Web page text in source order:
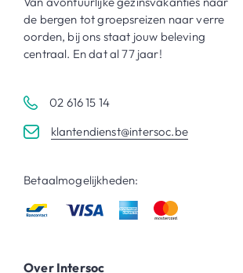
de bergen tot groepsreizen naar verre
oorden, bij ons staat jouw beleving
centraal. En dat al 77 jaar!
02 616 15 14
klantendienst@intersoc.be
Betaalmogelijkheden:
Over Intersoc